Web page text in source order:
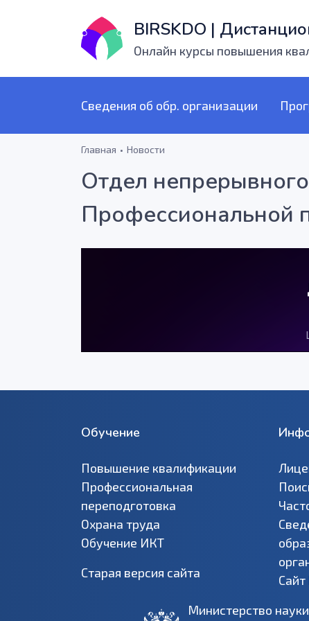
BIRSKDO |
Онлайн курсы повышения
Сведения об обр. организации
Главная Новости
Отдел
Профессиональной
Обучение
Повышение квалификации
Профессиональная
переподготовка
Охрана труда
Обучение ИКТ
Старая версия сайта
Министерство